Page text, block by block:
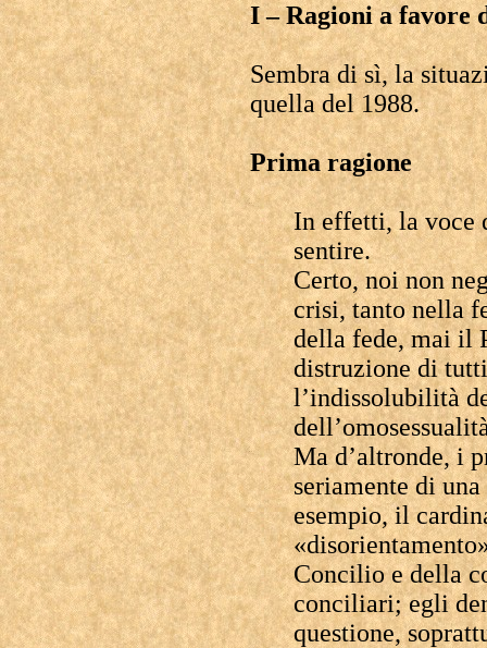
I – Ragioni a favore
Sembra di sì, la
quella del 1988.
Prima ragione
In effetti, la voce
sentire.
Certo, noi non
crisi, tanto nella
della fede, mai il
distruzione di
l’indissolubilità
Ma d’altronde, i
seriamente di
esempio, il
Concilio e della
conciliari; egli
questione,